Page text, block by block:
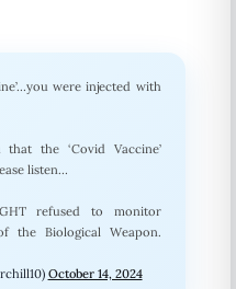
were injected with
the ‘Covid Vaccine’
listen…
refused to monitor
the Biological Weapon.
October 14, 2024